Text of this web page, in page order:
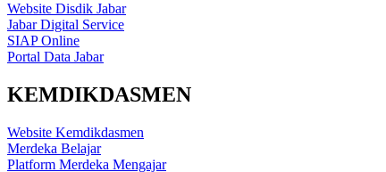
Website Disdik Jabar
Jabar Digital Service
SIAP Online
Portal Data Jabar
KEMDIKDASMEN
Website Kemdikdasmen
Merdeka Belajar
Platform Merdeka Mengajar